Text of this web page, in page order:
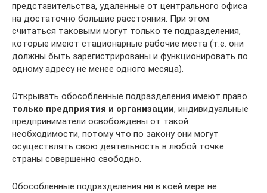
представительства, удаленные от центрального офиса
на достаточно большие расстояния. При этом
считаться таковыми могут только те подразделения,
которые имеют стационарные рабочие места (т.е. они
должны быть зарегистрированы и функционировать по
одному адресу не менее одного месяца).
Открывать обособленные подразделения имеют право
только предприятия и организации, индивидуальные
предприниматели освобождены от такой
необходимости, потому что по закону они могут
осуществлять свою деятельность в любой точке
страны совершенно свободно.
Обособленные подразделения ни в коей мере не